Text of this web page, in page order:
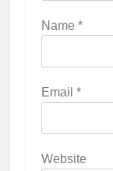
Name *
Email *
Website